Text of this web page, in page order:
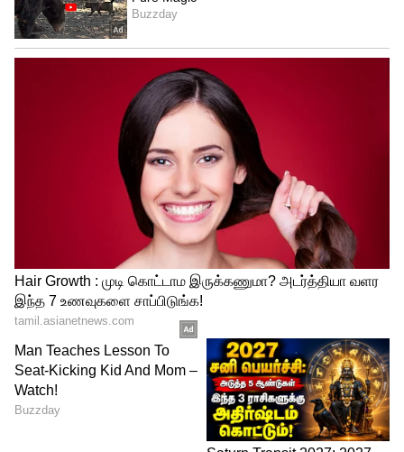
மேலிடத்தில் இருந்து
வந்த அதிரடி உத்தரவு..டெல்லிக்கு
பறக்கும் ஆளுநர் - பின்னணி காரணம்
இதுவா ?